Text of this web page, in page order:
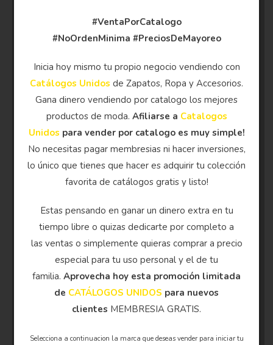
#VentaPorCatalogo
#NoOrdenMinima #PreciosDeMayoreo
Inicia hoy mismo tu propio negocio vendiendo con
Catálogos Unidos de Zapatos, Ropa y Accesorios.
Gana dinero vendiendo por catalogo los mejores
productos de moda. Afiliarse a Catalogos
Unidos para vender por catalogo es muy simple!
No necesitas pagar membresias ni hacer inversiones,
lo único que tienes que hacer es adquirir tu colección
favorita de catálogos gratis y listo!
Estas pensando en ganar un dinero extra en tu
tiempo libre o quizas dedicarte por completo a
las ventas o simplemente quieras comprar a precio
especial para tu uso personal y el de tu
familia.Aprovecha hoy esta promoción limitada
de CATÁLOGOS UNIDOS para nuevos
clientes MEMBRESIA GRATIS.
Selecciona a continuacion la marca que deseas vender para iniciar tu